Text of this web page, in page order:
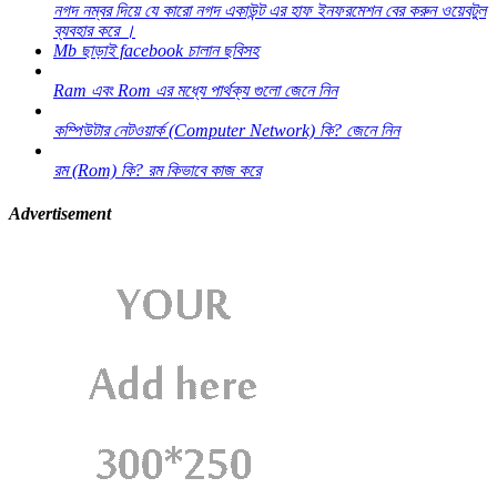
নগদ নম্বর দিয়ে যে কারো নগদ একাউন্ট এর হাফ ইনফরমেশন বের করুন ওয়েবটুল
ব্যবহার করে ।
Mb ছাড়াই facebook চালান ছবিসহ
Ram এবং Rom এর মধ্যে পার্থক্য গুলো জেনে নিন
কম্পিউটার নেটওয়ার্ক (Computer Network) কি? জেনে নিন
রম (Rom) কি? রম কিভাবে কাজ করে
Advertisement